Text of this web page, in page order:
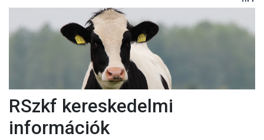
RSzkf kereskedelmi
információk